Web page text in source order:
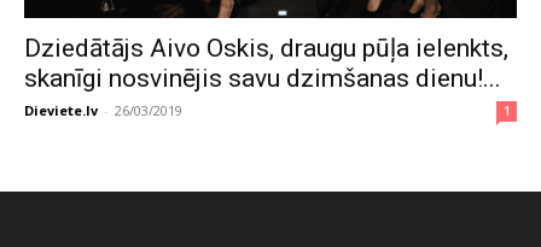
Dziedātājs Aivo Oskis, draugu pūļa ielenkts,
skanīgi nosvinējis savu dzimšanas dienu!...
Dieviete.lv - 26/03/2019 1